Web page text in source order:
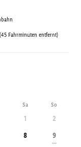
Fahrminuten entfernt)
Sa So
1
2
8 9
---